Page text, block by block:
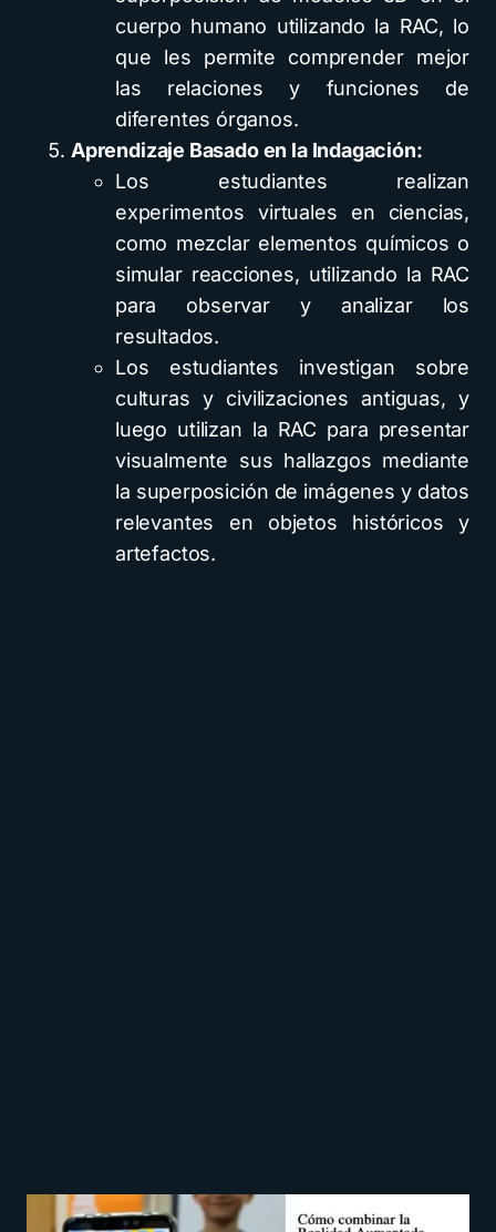
cuerpo humano utilizando la RAC, lo
que les permite comprender mejor
las relaciones y funciones de
diferentes órganos.
Aprendizaje Basado en la Indagación:
Los estudiantes realizan
experimentos virtuales en ciencias,
como mezclar elementos químicos o
simular reacciones, utilizando la RAC
para observar y analizar los
resultados.
Los estudiantes investigan sobre
culturas y civilizaciones antiguas, y
luego utilizan la RAC para presentar
visualmente sus hallazgos mediante
la superposición de imágenes y datos
relevantes en objetos históricos y
artefactos.